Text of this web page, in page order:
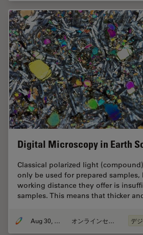
Digital Microscopy in Earth
Classical polarized light
only be used for prepared samples,
working distance they offer is
samples. This means that thicker
Aug 30, 2017 オンラインセミナー